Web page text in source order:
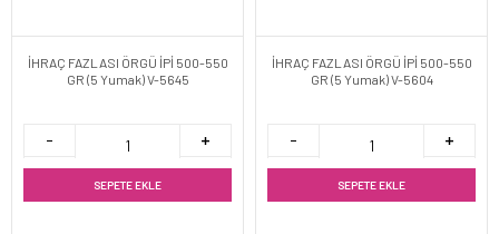
İHRAÇ FAZLASI ÖRGÜ İPİ 500-550
GR (5 Yumak) V-5645
SEPETE EKLE
İHRAÇ FAZLASI ÖRGÜ İPİ 500-550
GR (5 Yumak) V-5604
SEPETE EKLE